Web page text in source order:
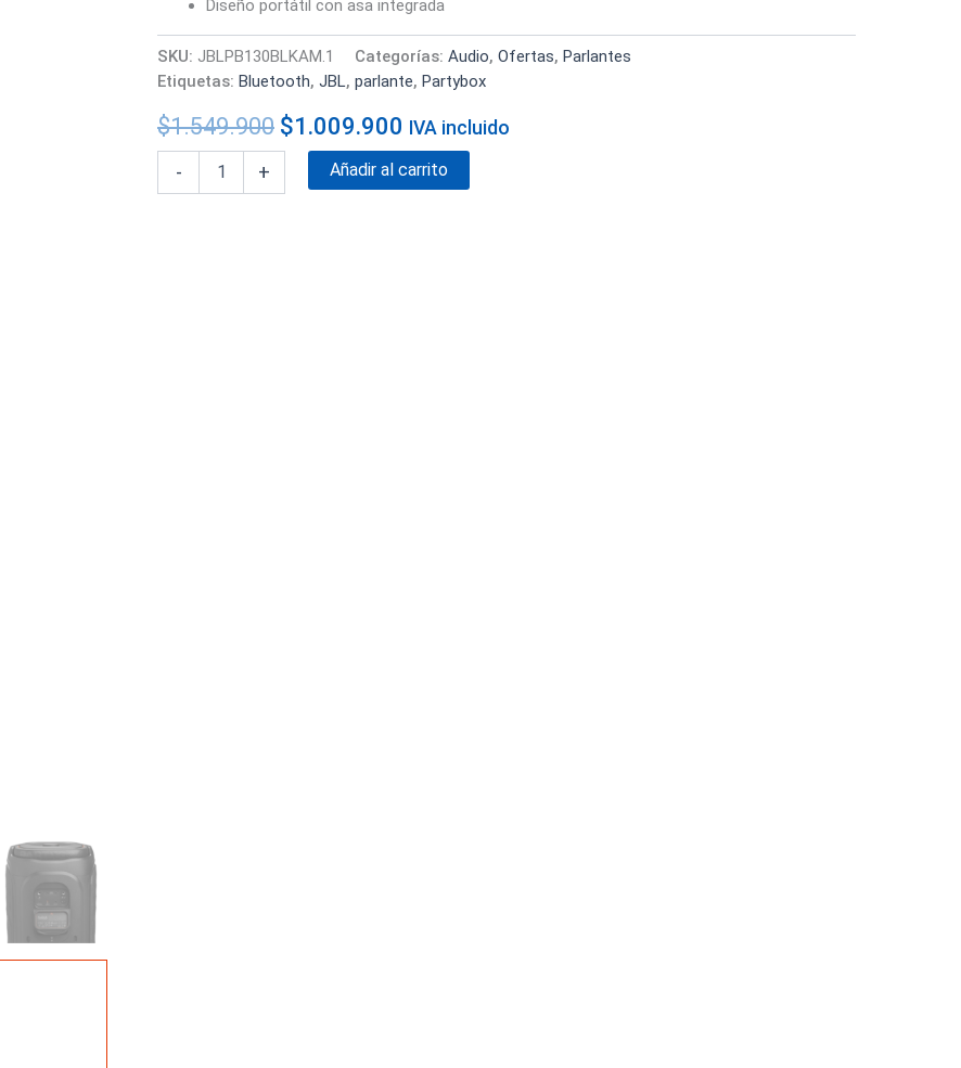
Diseño portátil con asa integrada
SKU: JBLPB130BLKAM.1 Categorías: Audio, Ofertas, Parlantes
Etiquetas: Bluetooth, JBL, parlante, Partybox
$1.549.900 $1.009.900 IVA incluido
- + Añadir al carrito